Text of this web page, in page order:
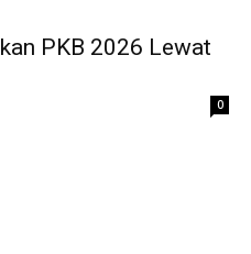
PKB 2026 Lewat
0